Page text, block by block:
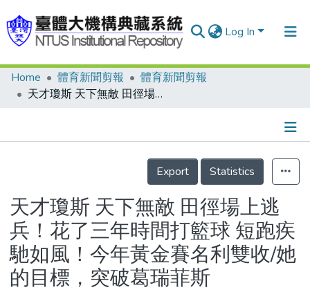
Log In
Communities & Collections
Statistics
Home 體育新聞剪報
體育新聞剪報
天才瓊斯 天下無敵 田徑場上逃兵！花了三年時間打籃球 短跑疾馳如風！今年黃金賽名利雙收/她的目標，突破葛瑞菲斯
Details
Export
Statistics
天才瓊斯 天下無敵 田徑場上逃
兵！花了三年時間打籃球 短跑疾
馳如風！今年黃金賽名利雙收/她
的目標，突破葛瑞菲斯